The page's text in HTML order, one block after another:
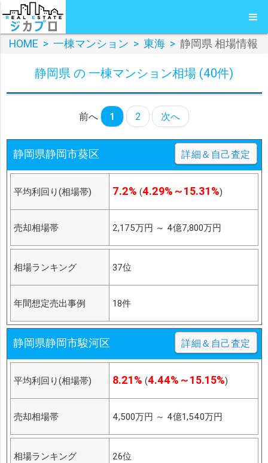
HOME > 一棟マンション > 東海 > 静岡県 相場情報
静岡県 の 一棟マンション相場 (40件)
前へ 1 2 次へ
静岡県静岡市葵区 詳細＆自己査定
平均利回り(相場帯) 7.2% (4.29%～15.31%)
売却相場帯 2,175万円 ～ 4億7,800万円
相場ランキング 37位
年間想定売出事例 18件
静岡県静岡市駿河区 詳細＆自己査定
平均利回り(相場帯) 8.21% (4.44%～15.15%)
売却相場帯 4,500万円 ～ 4億1,540万円
相場ランキング 26位